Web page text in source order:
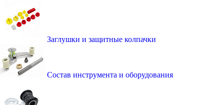
Заглушки и защитные колпачки
Состав инструмента и оборудования